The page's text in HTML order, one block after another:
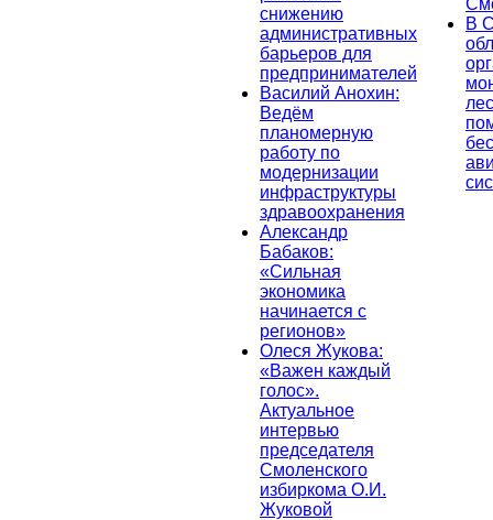
снижению
административных
барьеров для
предпринимателей
Василий Анохин:
Ведём
планомерную
работу по
модернизации
инфраструктуры
здравоохранения
Александр
Бабаков:
«Сильная
экономика
начинается с
регионов»
Олеся Жукова:
«Важен каждый
голос».
Актуальное
интервью
председателя
Смоленского
избиркома О.И.
Жуковой
В